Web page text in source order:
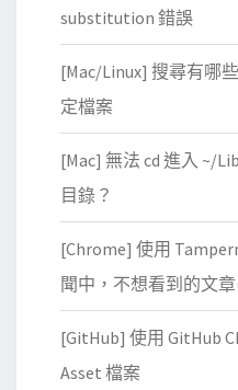
substitution 錯誤
[Mac/Linux] 搜尋有哪
定檔案
[Mac] 無法 cd 進入 ~/
目錄？
[Chrome] 使用
聞中，不想看到的文
[GitHub] 使用 GitHub
Asset 檔案